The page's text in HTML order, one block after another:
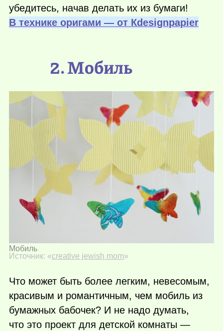
убедитесь, начав делать их из бумаги!
В технике оригами — от Кdesignpapier
2. Мобиль
Мобиль
Источник: «creative jewish mom»
Что может быть более легким, невесомым,
красивым и романтичным, чем мобиль из
бумажных бабочек? И не надо думать,
что это проект для детской комнаты —